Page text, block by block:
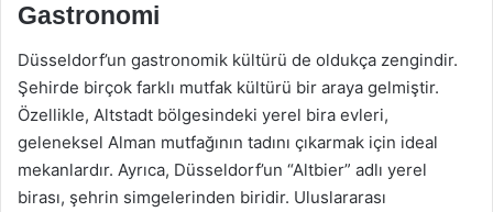
Gastronomi
Düsseldorf’un gastronomik kültürü de oldukça zengindir.
Şehirde birçok farklı mutfak kültürü bir araya gelmiştir.
Özellikle, Altstadt bölgesindeki yerel bira evleri,
geleneksel Alman mutfağının tadını çıkarmak için ideal
mekanlardır. Ayrıca, Düsseldorf’un “Altbier” adlı yerel
birası, şehrin simgelerinden biridir. Uluslararası